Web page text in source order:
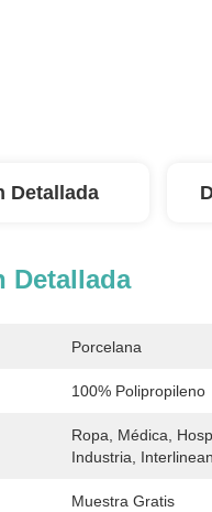
Detallada
Detallada
Porcelana
100% Polipropileno
Ropa, Médica,
Industria,
Muestra Gratis